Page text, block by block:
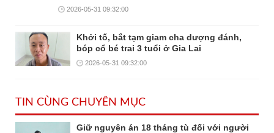
2026-05-31 09:32:00
Khởi tố, bắt tạm giam cha dượng đánh,
bóp cổ bé trai 3 tuổi ở Gia Lai
2026-05-31 09:32:00
TIN CÙNG CHUYÊN MỤC
Giữ nguyên án 18 tháng tù đối với người